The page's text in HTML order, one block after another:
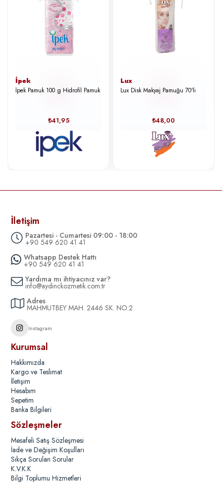
İpek
İpek Pamuk 100 g Hidrofil Pamuk
₺41,95
Lux
Lux Disk Makyaj Pamuğu 70'li
₺48,00
İletişim
Pazartesi - Cumartesi 09:00 - 18:00
+90 549 620 41 41
Whatsapp Destek Hattı
+90 549 620 41 41
Yardıma mı ihtiyacınız var?
info@aydinckozmetik.com.tr
Adres
MAHMUTBEY MAH. 2446 SK. NO:2
Instagram
Kurumsal
Hakkımızda
Kargo ve Teslimat
İletişim
Hesabım
Sepetim
Banka Bilgileri
Sözleşmeler
Mesafeli Satış Sözleşmesi
İade ve Değişim Koşulları
Sıkça Sorulan Sorular
K.V.K.K
Bilgi Toplumu Hizmetleri